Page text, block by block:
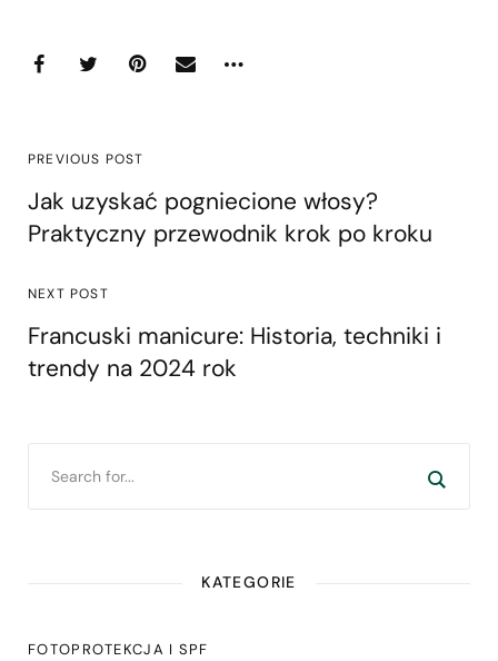
PREVIOUS POST
Jak uzyskać pogniecione włosy?
Praktyczny przewodnik krok po kroku
NEXT POST
Francuski manicure: Historia, techniki i
trendy na 2024 rok
KATEGORIE
FOTOPROTEKCJA I SPF